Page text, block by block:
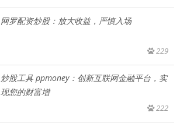
网罗配资炒股：放大收益，严慎入场
229
炒股工具 ppmoney：创新互联网金融平台，实
现您的财富增
222